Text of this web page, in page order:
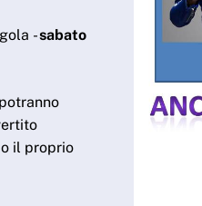
-sabato
il proprio